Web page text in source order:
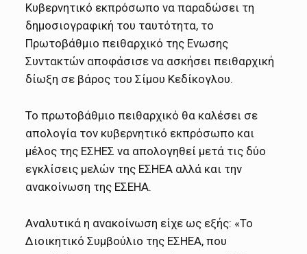
Κυβερνητικό εκπρόσωπο να παραδώσει τη
δημοσιογραφική του ταυτότητα, το
Πρωτοβάθμιο πειθαρχικό της Ενωσης
Συντακτών αποφάσισε να ασκήσει πειθαρχική
δίωξη σε βάρος του Σίμου Κεδίκογλου.
Το πρωτοβάθμιο πειθαρχικό θα καλέσει σε
απολογία τον κυβερνητικό εκπρόσωπο και
μέλος της ΕΣΗΕΣ να απολογηθεί μετά τις δύο
εγκλίσεις μελών της ΕΣΗΕΑ αλλά και την
ανακοίνωση της ΕΣΕΗΑ.
Αναλυτικά η ανακοίνωση είχε ως εξής: «Το
Διοικητικό Συμβούλιο της ΕΣΗΕΑ, που